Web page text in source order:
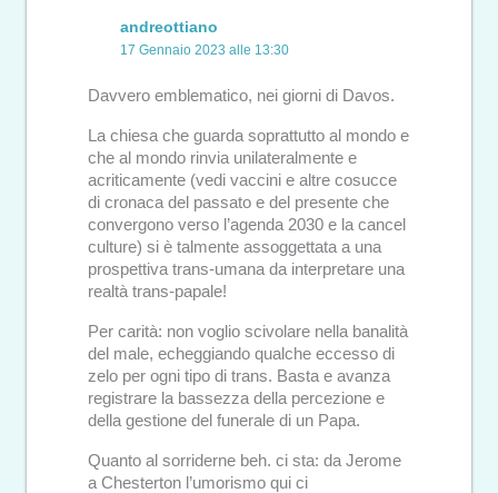
andreottiano
17 Gennaio 2023 alle 13:30
Davvero emblematico, nei giorni di Davos.
La chiesa che guarda soprattutto al mondo e
che al mondo rinvia unilateralmente e
acriticamente (vedi vaccini e altre cosucce
di cronaca del passato e del presente che
convergono verso l’agenda 2030 e la cancel
culture) si è talmente assoggettata a una
prospettiva trans-umana da interpretare una
realtà trans-papale!
Per carità: non voglio scivolare nella banalità
del male, echeggiando qualche eccesso di
zelo per ogni tipo di trans. Basta e avanza
registrare la bassezza della percezione e
della gestione del funerale di un Papa.
Quanto al sorriderne beh. ci sta: da Jerome
a Chesterton l’umorismo qui ci